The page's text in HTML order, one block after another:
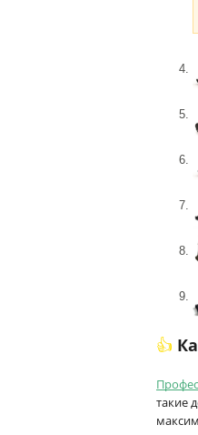
такие